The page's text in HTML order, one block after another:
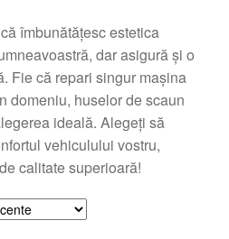
îmbunătățesc estetica
dar asigură și o
Fie că repari singur mașina
domeniu, huselor de scaun
ideală. Alegeți să
vehiculului vostru,
calitate superioară!